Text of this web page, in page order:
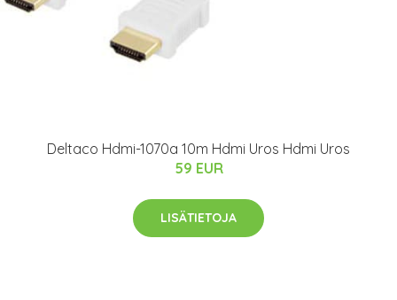
Deltaco Hdmi-1070a 10m Hdmi Uros Hdmi Uros
59 EUR
LISÄTIETOJA